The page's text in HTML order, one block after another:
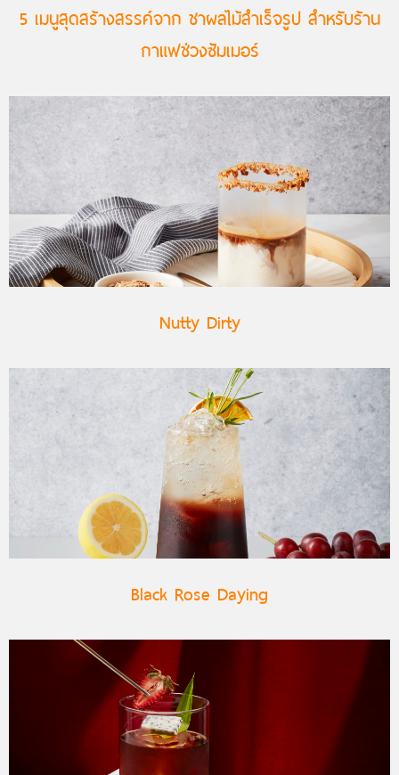
5 เมนูสุดสร้างสรรค์จาก ชาผลไม้สำเร็จรูป สำหรับร้าน
กาแฟช่วงซัมเมอร์
Nutty Dirty
Black Rose Daying